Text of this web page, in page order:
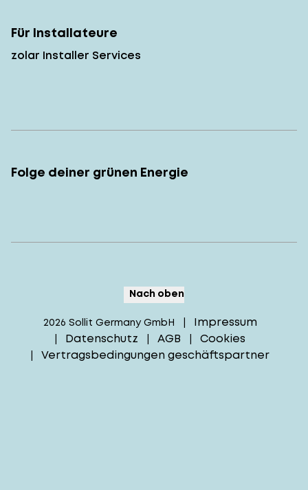
Für Installateure
zolar Installer Services
Folge deiner grünen Energie
Nach oben
2026 Sollit Germany GmbH | Impressum
| Datenschutz | AGB | Cookies
| Vertragsbedingungen geschäftspartner